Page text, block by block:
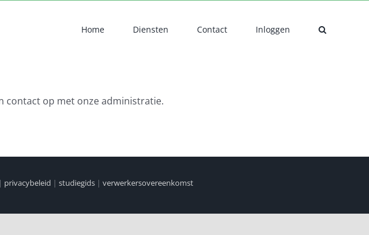
Home Diensten Contact Inloggen
contact op met onze administratie.
| privacybeleid | studiegids| verwerkersovereenkomst